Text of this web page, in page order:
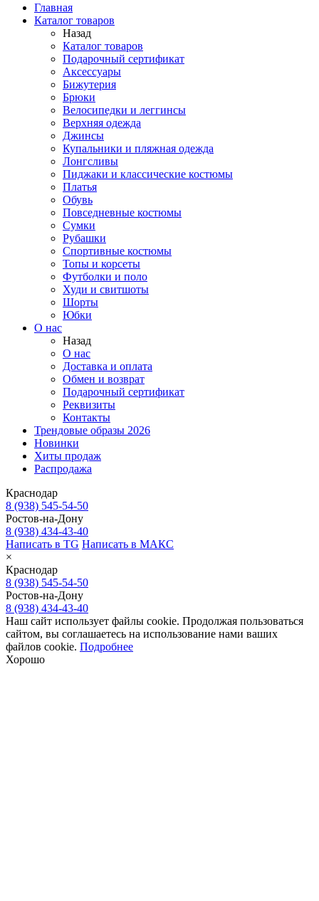
Условия возврата
Главная
Каталог товаров
Назад
Каталог товаров
Подарочный сертификат
Аксессуары
Бижутерия
Брюки
Велосипедки и леггинсы
Верхняя одежда
Джинсы
Купальники и пляжная одежда
Лонгсливы
Пиджаки и классические костюмы
Платья
Обувь
Повседневные костюмы
Сумки
Рубашки
Спортивные костюмы
Топы и корсеты
Футболки и поло
Худи и свитшоты
Шорты
Юбки
О нас
Назад
О нас
Доставка и оплата
Обмен и возврат
Подарочный сертификат
Реквизиты
Контакты
Трендовые образы 2026
Новинки
Хиты продаж
Распродажа
Краснодар
8 (938) 545-54-50
Ростов-на-Дону
8 (938) 434-43-40
Написать в TG Написать в МАКС
×
Краснодар
8 (938) 545-54-50
Ростов-на-Дону
8 (938) 434-43-40
Наш сайт использует файлы cookie. Продолжая пользоваться
сайтом, вы соглашаетесь на использование нами ваших
файлов cookie. Подробнее
Хорошо